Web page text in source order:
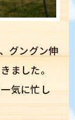
グングン伸
ました。
気に忙し